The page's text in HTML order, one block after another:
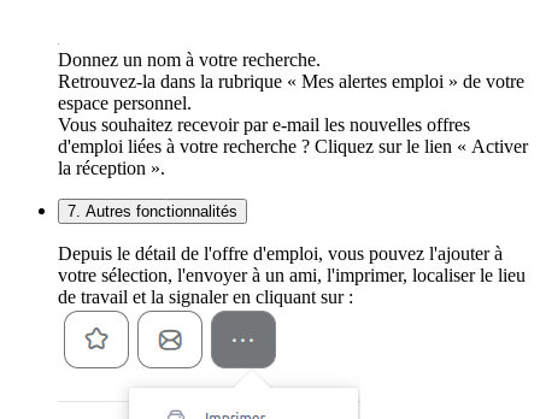
Donnez un nom à votre recherche.
Retrouvez-la dans la rubrique « Mes alertes emploi » de votre
espace personnel.
Vous souhaitez recevoir par e-mail les nouvelles offres
d'emploi liées à votre recherche ? Cliquez sur le lien « Activer
la réception ».
7. Autres fonctionnalités
Depuis le détail de l'offre d'emploi, vous pouvez l'ajouter à
votre sélection, l'envoyer à un ami, l'imprimer, localiser le lieu
de travail et la signaler en cliquant sur :